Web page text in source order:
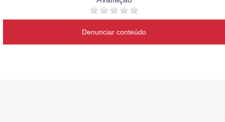
Denunciar conteúdo